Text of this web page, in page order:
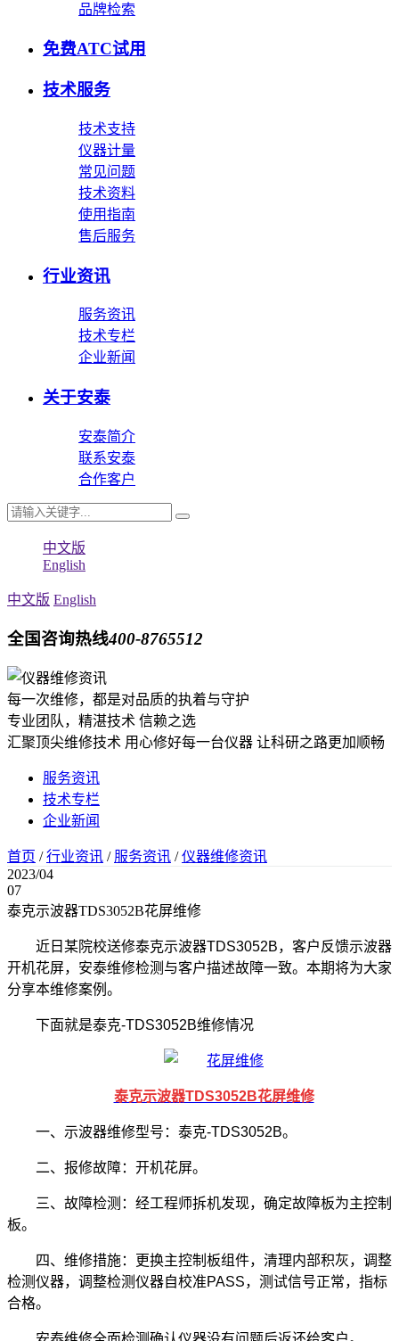
品牌检索
免费ATC试用
技术服务
技术支持
仪器计量
常见问题
技术资料
使用指南
售后服务
行业资讯
服务资讯
技术专栏
企业新闻
关于安泰
安泰简介
联系安泰
合作客户
中文版
English
中文版 English
全国咨询热线400-8765512
每一次维修，都是对品质的执着与守护
专业团队，精湛技术 信赖之选
汇聚顶尖维修技术 用心修好每一台仪器 让科研之路更加顺畅
服务资讯
技术专栏
企业新闻
首页 /行业资讯 / 服务资讯 /仪器维修资讯
2023/04
07
泰克示波器TDS3052B花屏维修
近日某院校送修泰克示波器TDS3052B，客户反馈示波器
开机花屏，安泰维修检测与客户描述故障一致。本期将为大家
分享本维修案例。
下面就是泰克-TDS3052B维修情况
泰克示波器TDS3052B花屏维修
一、示波器维修型号：泰克-TDS3052B。
二、报修故障：开机花屏。
三、故障检测：经工程师拆机发现，确定故障板为主控制
板。
四、维修措施：更换主控制板组件，清理内部积灰，调整
检测仪器，调整检测仪器自校准PASS，测试信号正常，指标
合格。